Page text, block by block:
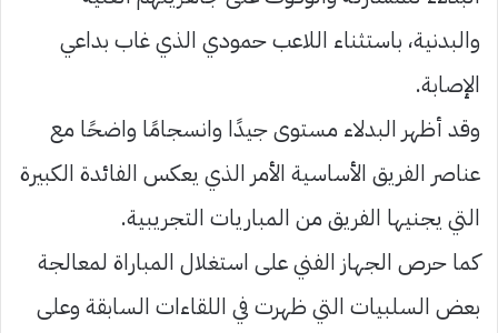
والبدنية، باستثناء اللاعب حمودي الذي غاب بداعي
الإصابة.
وقد أظهر البدلاء مستوى جيدًا وانسجامًا واضحًا مع
عناصر الفريق الأساسية الأمر الذي يعكس الفائدة الكبيرة
التي يجنيها الفريق من المباريات التجريبية.
كما حرص الجهاز الفني على استغلال المباراة لمعالجة
بعض السلبيات التي ظهرت في اللقاءات السابقة وعلى